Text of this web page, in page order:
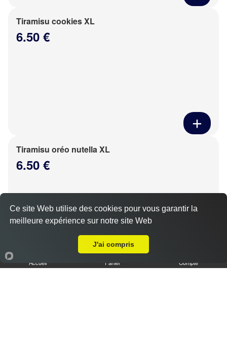
Tiramisu cookies XL
6.50 €
Tiramisu oréo nutella XL
6.50 €
Accueil Panier Compte
Ce site Web utilise des cookies pour vous garantir la
meilleure expérience sur notre site Web
J'ai compris